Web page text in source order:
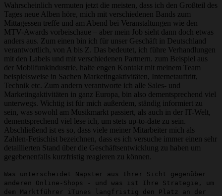
Wahrscheinlich vermuten jetzt die meisten, dass ich den Großteil des
Tages neue Alben höre, mich mit verschiedenen Bands zum
Mittagessen treffe und am Abend bei Veranstaltungen wie den
MTV-Awards vorbeischaue – aber mein Job sieht dann doch etwas
anders aus. Zum einen bin ich für unser Geschäft in Deutschland
verantwortlich, von A bis Z. Das bedeutet, ich führe Verhandlungen
mit den Labels und mit verschiedenen Partnern. zum Beispiel aus
der Mobilfunkindustrie, halte engen Kontakt mit meinem Team
beispielsweise in Sachen Marketingaktivitäten, Internetauftritt,
Technik etc. Zum andern verantworte ich alle Sales- und
Marketingaktivitäten in ganz Europa, bin also dementsprechend viel
unterwegs. Wichtig ist für mich außerdem, ständig informiert zu
sein, was sowohl am Musikmarkt passiert, als auch in der IT-Welt,
dementsprechend viel lese ich, um stets up-to-date zu sein.
Abschließend ist es so, dass viele meiner Mitarbeiter mich als
Zahlen-Fetischist bezeichnen, dass es ich versuche immer einen sehr
detaillierten Stand über die Geschäftsentwicklung zu haben um
gegebenenfalls kurzfristig reagieren zu können.
Was unterscheidet Napster aus Ihrer Sicht gegenüber
anderen Online-Shops - und was ist Ihre Strategie, um
dem Marktführer iTunes langfristig den Platz an der